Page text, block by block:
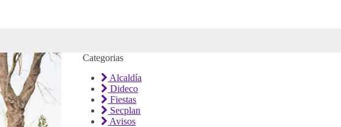
Categorias
Alcaldía
Dideco
Fiestas
Secplan
Avisos